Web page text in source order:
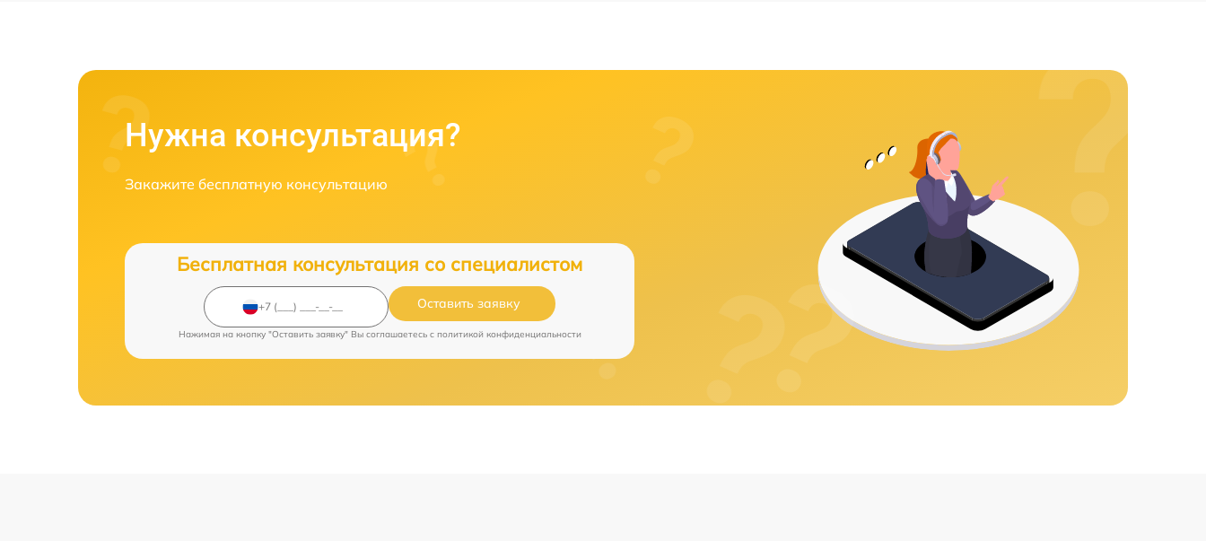
Нужна консультация?
Закажите бесплатную консультацию
Бесплатная консультация со специалистом
Оставить заявку
Нажимая на кнопку "Оставить заявку" Вы соглашаетесь c политикой конфиденциальности